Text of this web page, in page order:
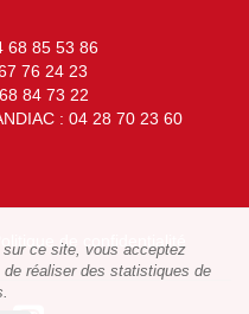
ce site, vous acceptez
réaliser des statistiques de
68 85 53 86
76 24 23
84 73 22
: 04 28 70 23 60
Politique de confidentialité